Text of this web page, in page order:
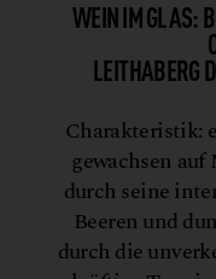
WEIN IM GLAS:
LEITHABERG
Charakteristik:
gewachsen
durch seine
Beeren und
durch die